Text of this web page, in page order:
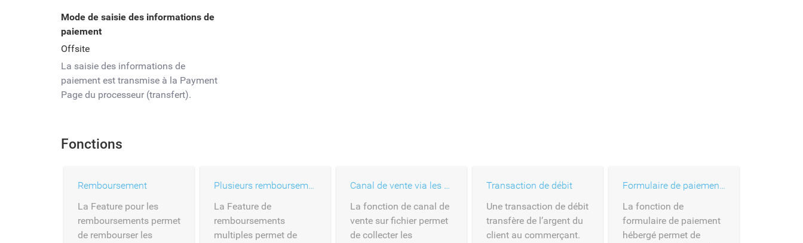
Mode de saisie des informations de
paiement
Offsite
La saisie des informations de
paiement est transmise à la Payment
Page du processeur (transfert).
Fonctions
Remboursement
La Feature pour les
remboursements permet
de rembourser les
Plusieurs remboursements
La Feature de
remboursements
multiples permet de
Canal de vente via les cartes déposées
La fonction de canal de
vente sur fichier permet
de collecter les
Transaction de débit
Une transaction de débit
transfère de l’argent du
client au commerçant.
Formulaire de paiement hébergé
La fonction de
formulaire de paiement
hébergé permet de